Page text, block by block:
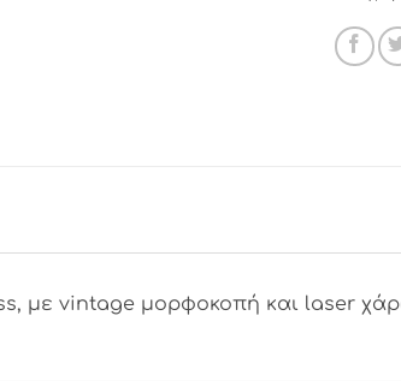
με vintage μορφοκοπή και laser